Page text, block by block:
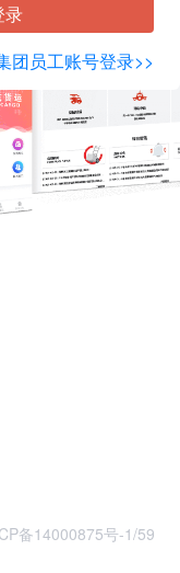
录
团员工账号登录>>
备14000875号-1/59